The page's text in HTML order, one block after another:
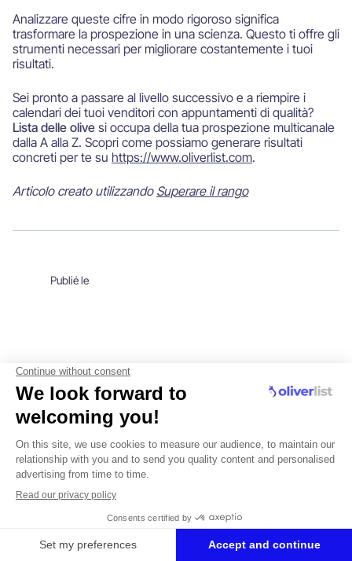
Analizzare queste cifre in modo rigoroso significa
trasformare la prospezione in una scienza. Questo ti offre gli
strumenti necessari per migliorare costantemente i tuoi
risultati.
Sei pronto a passare al livello successivo e a riempire i
calendari dei tuoi venditori con appuntamenti di qualità?
Lista delle olive si occupa della tua prospezione multicanale
dalla A alla Z. Scopri come possiamo generare risultati
concreti per te su https://www.oliverlist.com.
Articolo creato utilizzando Superare il rango
Publié le
Articles similaires
CONSULENZA PRATICA
Comment obtenir et utiliser un fichier de
dirigeants d'entreprises ?